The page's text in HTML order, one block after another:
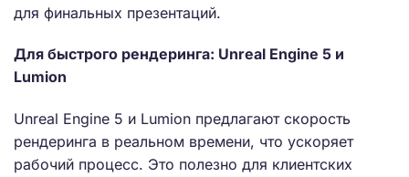
для финальных презентаций.
Для быстрого рендеринга: Unreal Engine 5 и
Lumion
Unreal Engine 5 и Lumion предлагают скорость
рендеринга в реальном времени, что ускоряет
рабочий процесс. Это полезно для клиентских